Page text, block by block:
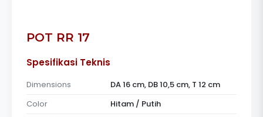
POT RR 17
Spesifikasi Teknis
Dimensions
DA 16 cm, DB 10,5 cm, T 12 cm
Color
Hitam / Putih